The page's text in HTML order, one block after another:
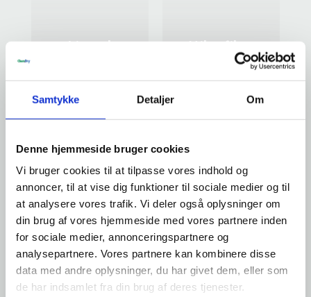
Samtykke Detaljer Om
Denne hjemmeside bruger cookies
Vi bruger cookies til at tilpasse vores indhold og
annoncer, til at vise dig funktioner til sociale medier og til
at analysere vores trafik. Vi deler også oplysninger om
din brug af vores hjemmeside med vores partnere inden
for sociale medier, annonceringspartnere og
analysepartnere. Vores partnere kan kombinere disse
data med andre oplysninger, du har givet dem, eller som
de har indsamlet fra din brug af deres tjenester.
Linned Mikrofiber
Polyester Nylon